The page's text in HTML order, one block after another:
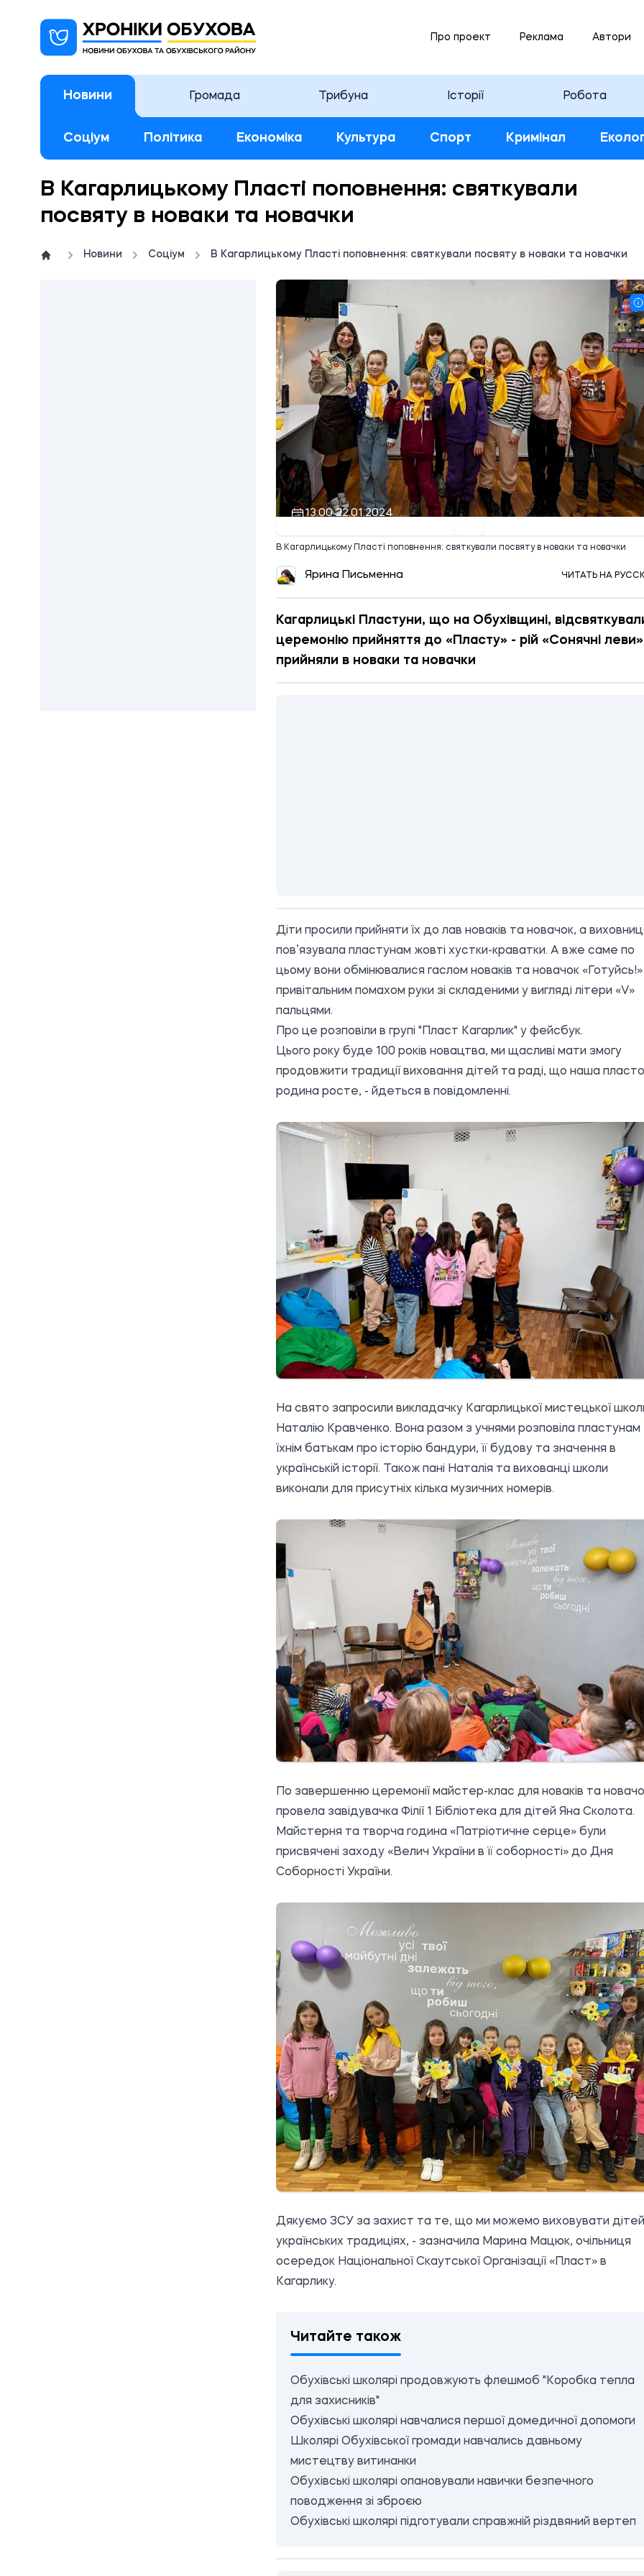
Про проект Реклама Автори
Новини Громада Трибуна Історії Робота
Соціум Політика Економіка Культура Спорт Кримінал
В Кагарлицькому Пласті поповнення: святкували
посвяту в новаки та новачки
Новини Соціум В Кагарлицькому Пласті поповнення: святкували посвяту в новаки та новачки
13:00 22.01.2024
В Кагарлицькому Пласті поповнення: святкували посвяту в новаки та новачки
Ярина Письменна ЧИТАТЬ НА
Кагарлицькі Пластуни, що на Обухівщині,
церемонію прийняття до «Пласту» - рій «Сонячні леви»
прийняли в новаки та новачки
Діти просили прийняти їх до лав новаків та новачок, а
пов’язувала пластунам жовті хустки-краватки. А вже саме по
цьому вони обмінювалися гаслом новаків та новачок
привітальним помахом руки зі складеними у вигляді літери «V»
пальцями.
Про це розповіли в групі " Пласт Кагарлик" у фейсбук.
Цього року буде 100 років новацтва, ми щасливі мати змогу
продовжити традиції виховання дітей та раді, що наша
родина росте, - йдеться в повідомленні.
На свято запросили викладачку Кагарлицької мистецької
Наталію Кравченко. Вона разом з учнями розповіла пластунам
їхнім батькам про історію бандури, її будову та значення в
українській історії. Також пані Наталія та вихованці школи
виконали для присутніх кілька музичних номерів.
По завершенню церемонії майстер-клас для новаків та
провела завідувачка Філії 1 Бібліотека для дітей Яна Сколота.
Майстерня та творча година «Патріотичне серце» були
присвячені заходу «Велич України в її соборності» до Дня
Соборності України.
Дякуємо ЗСУ за захист та те, що ми можемо виховувати
українських традиціях, - зазначила Марина Мацюк, очільниця
осередок Національної Скаутської Організації «Пласт» в
Кагарлику.
Читайте також
Обухівські школярі продовжують флешмоб "Коробка тепла
для захисників"
Обухівські школярі навчалися першої домедичної допомоги
Школярі Обухівської громади навчались давньому
мистецтву витинанки
Обухівські школярі опановували навички безпечного
поводження зі зброєю
Обухівські школярі підготували справжній різдвяний вертеп